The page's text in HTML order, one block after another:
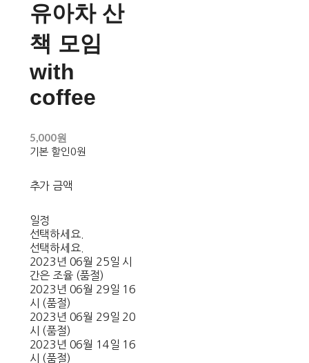
유아차 산
책 모임
with
coffee
5,000원
기본 할인0원
추가 금액
일정
선택하세요.
선택하세요.
2023년 06월 25일 시
간은 조율 (품절)
2023년 06월 29일 16
시 (품절)
2023년 06월 29일 20
시 (품절)
2023년 06월 14일 16
시 (품절)